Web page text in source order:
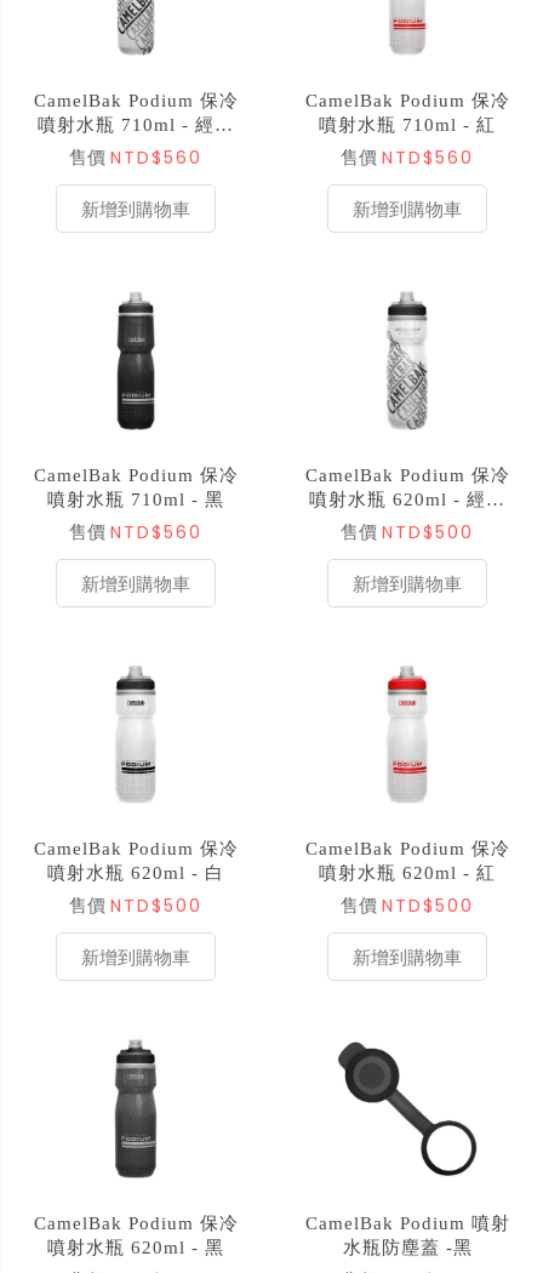
CamelBak Podium 保冷
噴射水瓶 710ml - 經典
競賽
售價 NTD$560
新增到購物車
CamelBak Podium 保冷
噴射水瓶 710ml - 紅
售價 NTD$560
新增到購物車
CamelBak Podium 保冷
噴射水瓶 710ml - 黑
售價 NTD$560
新增到購物車
CamelBak Podium 保冷
噴射水瓶 620ml - 經典
競賽
售價 NTD$500
新增到購物車
CamelBak Podium 保冷
噴射水瓶 620ml - 白
售價 NTD$500
新增到購物車
CamelBak Podium 保冷
噴射水瓶 620ml - 紅
售價 NTD$500
新增到購物車
CamelBak Podium 保冷
噴射水瓶 620ml - 黑
CamelBak Podium 噴射
水瓶防塵蓋 -黑